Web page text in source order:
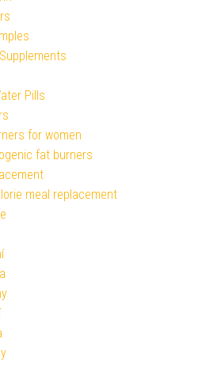
Pills
for women
fat burners
meal replacement